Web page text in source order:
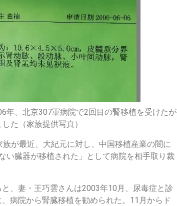
年、北京307軍病院で2回目の腎移植を受けたが
た（家族提供写真）
が最近、大紀元に対し、中国移植産業の闇に
い臓器が移植された」として病院を相手取り裁
、妻・王巧雲さんは2003年10月、尿毒症と診
病院から腎臓移植を勧められた。11月からド